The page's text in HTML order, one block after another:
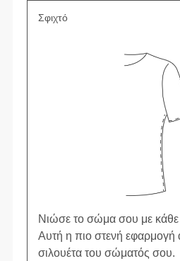
Σφιχτό
Νιώσε το σώμα σου με κάθε
Αυτή η πιο στενή εφαρμογή
σιλουέτα του σώματός σου.